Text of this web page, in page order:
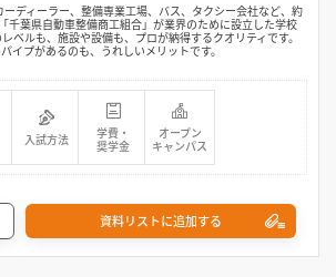
ーディーラー、整備専業工場、バス、タクシー会社など、約
千葉県自動車整備商工組合」が業界のために設立した学校
ベルも、施設や設備も、プロが納得するクオリティです。
イプがあるのも、うれしいメリットです。
入試方法
学費・
奨学金
オープン
キャンパス
資料リストに追加する